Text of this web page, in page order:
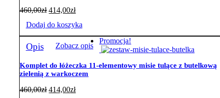
można
wybrać
na
stronie
produktu
460,00zł 414,00zł
Dodaj do koszyka
Opis Zobacz opis
Promocja!
Komplet do łóżeczka 11-elementowy misie tulące z butelkową
zielenią z warkoczem
460,00zł 414,00zł